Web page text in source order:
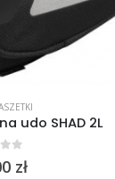
udo SHAD 2L
of 5
zł